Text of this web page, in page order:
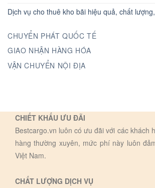
Dịch vụ cho thuê kho bãi hiệu quả, chất
CHUYỂN PHÁT QUỐC TẾ
GIAO NHẬN HÀNG HÓA
VẬN CHUYỂN NỘI ĐỊA
CHIẾT KHẤU ƯU ĐÃI
Bestcargo.vn luôn có ưu đãi với các khách
hàng thường xuyên, mức phí này luôn
Việt Nam.
CHẤT LƯỢNG DỊCH VỤ